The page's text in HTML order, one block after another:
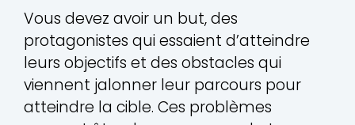
Vous devez avoir un but, des
protagonistes qui essaient d’atteindre
leurs objectifs et des obstacles qui
viennent jalonner leur parcours pour
atteindre la cible. Ces problèmes